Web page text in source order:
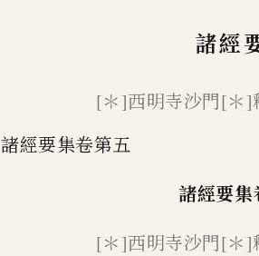
諸經
[＊]西明寺沙門[＊
諸經要集卷第五
諸經要集
[＊]西明寺沙門[＊]